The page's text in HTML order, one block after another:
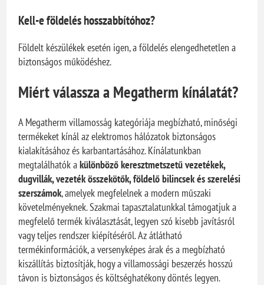
Kell-e földelés hosszabbítóhoz?
Földelt készülékek esetén igen, a földelés elengedhetetlen a
biztonságos működéshez.
Miért válassza a Megatherm kínálatát?
A Megatherm villamosság kategóriája megbízható, minőségi
termékeket kínál az elektromos hálózatok biztonságos
kialakításához és karbantartásához. Kínálatunkban
megtalálhatók akülönböző keresztmetszetű vezetékek,
dugvillák, vezeték összekötők, földelő bilincsek és szerelési
szerszámok, amelyek megfelelnek a modern műszaki
követelményeknek. Szakmai tapasztalatunkkal támogatjuk a
megfelelő termék kiválasztását, legyen szó kisebb javításról
vagy teljes rendszer kiépítéséről. Az átlátható
termékinformációk, a versenyképes árak és a megbízható
kiszállítás biztosítják, hogy a villamossági beszerzés hosszú
távon is biztonságos és költséghatékony döntés legyen.